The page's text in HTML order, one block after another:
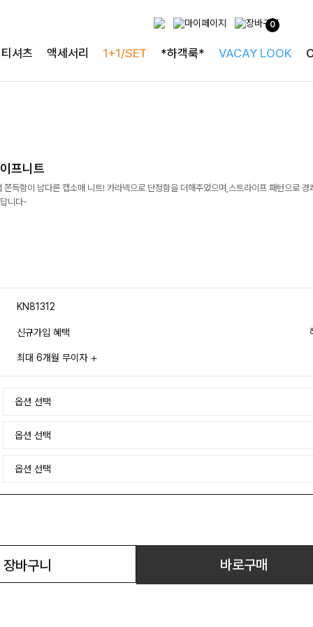
0
티셔츠 액세서리 1+1/SET *하객룩* VACAY LOOK
프니트
득함이 남다른 캡소매 니트! 카라넥으로 단정함을 더해주었으며,스트라이프 패턴으로 경
니다-
KN81312
신규가입 혜택
최대 6개월 무이자
장바구니 바로구매